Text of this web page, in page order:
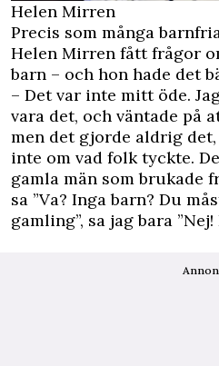
Helen Mirren
Precis som många
Helen Mirren fått frågor
barn – och hon hade det
– Det var inte mitt öde.
vara det, och väntade på
men det gjorde aldrig
inte om vad folk tyckte.
gamla män som brukade
sa ”Va? Inga barn? Du
gamling”, sa jag bara